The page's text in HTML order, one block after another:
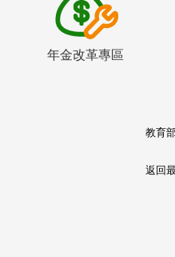
年金改革專區
教育
返回